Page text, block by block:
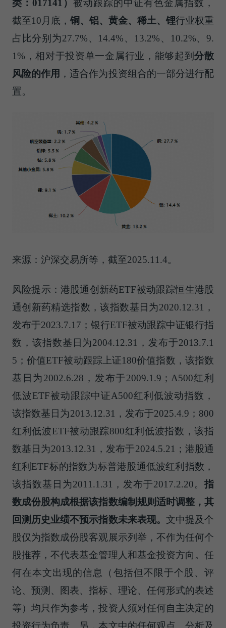
类： 017141 ） 被动跟踪的中证有色金属指数，
截至10月底， 铜、铝、黄金、稀土、锂行业权重
占比分别为27.7%、14.4%、13.2%、10.2%、9.
1%，相对于投资单一金属行业，能够起到分散
风险的作用 ，适合作为投资组合的一部分进行配
置。
来源：沪深交易所等，截至2025.11.4。
风险提示：港股通创新药ETF被动跟踪恒生港股
通创新药精选指数，该指数基日为2020.12.31，
发布于2023.7.17；银行ETF被动跟踪中证银行指
数，该指数基日为2004.12.31，发布于2013.7.1
5；价值ETF被动跟踪上证180价值指数，该指数
基日为2002.6.28，发布于2009.1.9；A500红利
低波ETF被动跟踪中证A500红利低波动指数，
该指数基日为2013.12.31，发布于2025.4.9；800
红利低波ETF被动跟踪800红利低波指数，该指
数基日为2013.12.31，发布于2024.5.21；港股通
红利ETF标的指数为标普港股通低波红利指数，
该指数基日为2011.1.31，发布于2017.2.20。指
数成份股构成根据该指数编制规则适时调整，其
回测历史业绩不预示指数未来表现。 文中提及个
股仅为指数成份股客观展示列举，不作为任何个
股推荐，不代表基金管理人和基金投资方向。任
何在本文出现的信息（包括但不限于个股、评
论、预测、图表、指标、理论、任何形式的表述
等）均只作为参考，投资人须对任何自主决定的
投资行为负责。另，本文中的任何观点、分析及